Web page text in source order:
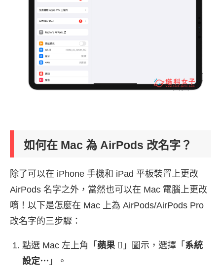
如何在 Mac 為 AirPods 改名字？
除了可以在 iPhone 手機和 iPad 平板裝置上更改
AirPods 名字之外，當然也可以在 Mac 電腦上更改
唷！以下是怎麼在 Mac 上為 AirPods/AirPods Pro
改名字的三步驟：
點選 Mac 左上角「 蘋果」圖示，選擇「 系統
設定⋯ 」。